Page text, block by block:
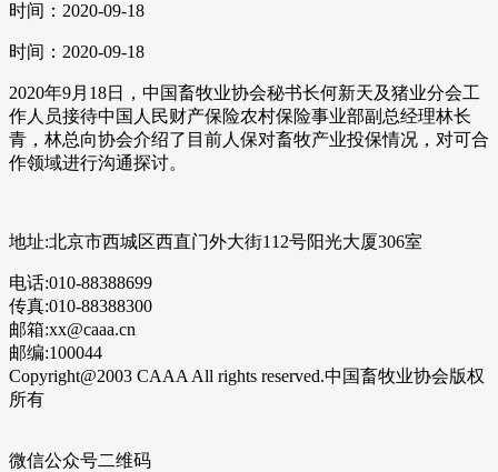
时间：2020-09-18
时间：2020-09-18
2020年9月18日，中国畜牧业协会秘书长何新天及猪业分会工
作人员接待中国人民财产保险农村保险事业部副总经理林长
青，林总向协会介绍了目前人保对畜牧产业投保情况，对可合
作领域进行沟通探讨。
地址:北京市西城区西直门外大街112号阳光大厦306室
电话:010-88388699
传真:010-88388300
邮箱:xx@caaa.cn
邮编:100044
Copyright@2003 CAAA All rights reserved.中国畜牧业协会版权
所有
微信公众号二维码